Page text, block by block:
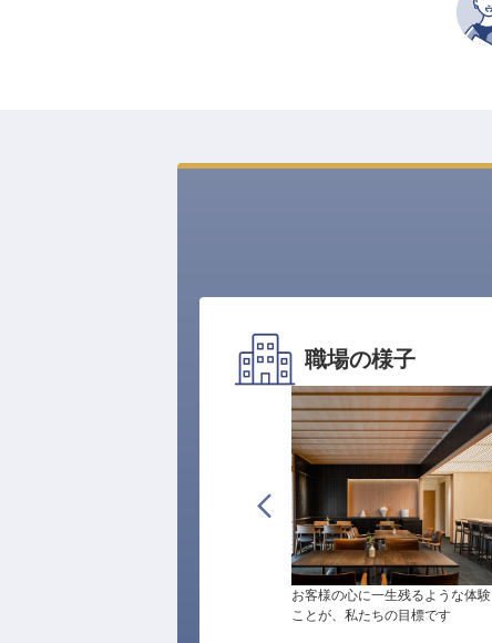
職場の様子
お客様の心に一生残るような体
ことが、私たちの目標です